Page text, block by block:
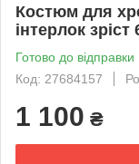
Костюм для
інтерлок
Готово до відправки
Код: 27684157
1 100 ₴